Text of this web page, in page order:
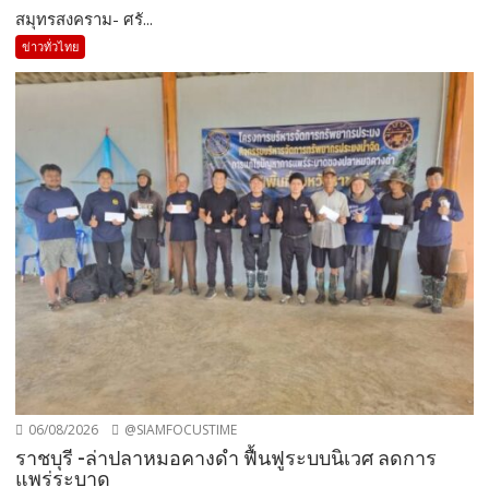
สมุทรสงคราม- ศรั...
ข่าวทั่วไทย
06/08/2026 @SIAMFOCUSTIME
ราชบุรี -ล่าปลาหมอคางดำ ฟื้นฟูระบบนิเวศ ลดการ
แพร่ระบาด